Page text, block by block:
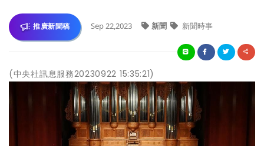
推廣新聞稿 Sep 22,2023 新聞 新聞時事
(中央社訊息服務20230922 15:35:21)